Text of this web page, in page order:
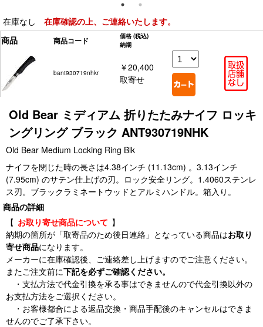
在庫なし 在庫確認の上、ご連絡いたします。
商品
商品コード 価格 (税込)
納期
bant930719nhkr
￥20,400
取寄せ
Old Bear ミディアム 折りたたみナイフ ロッキ
ングリング ブラック ANT930719NHK
Old Bear Medium Locking Ring Blk
ナイフを閉じた時の長さは4.38インチ (11.13cm) 。3.13インチ
(7.95cm) のサテン仕上げの刃。ロック安全リング。1.4060ステンレ
ス刃。ブラックラミネートウッドとアルミハンドル。箱入り。
商品の詳細
【 お取り寄せ商品について 】
納期の箇所が「取寄品のため後日連絡」となっている商品はお取り
寄せ商品になります。
メーカーに在庫確認後、ご連絡差し上げますのでご注意ください。
またご注文前に下記を必ずご確認ください。
・支払方法で代金引換を承る事はできませんので代金引換以外の
お支払方法をご選択ください。
・お客様都合による返品交換・商品手配後のキャンセルはできま
せんのでご了承下さい。